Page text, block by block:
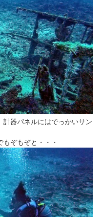
器パネルにはでっかいサン
ぞもぞと・・・